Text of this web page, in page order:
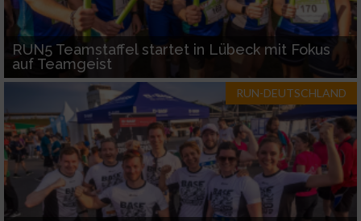
RUN5 Teamstaffel startet in Lübeck mit Fokus
auf Teamgeist
RUN-DEUTSCHLAND